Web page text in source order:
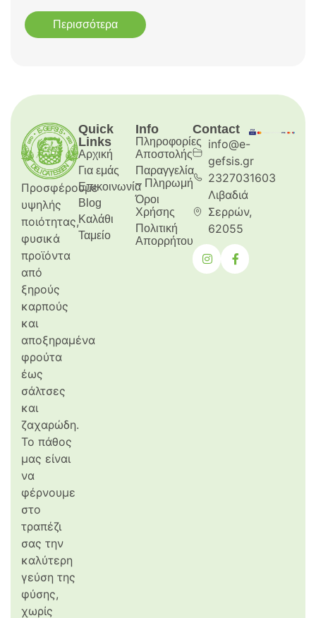
Περισσότερα
Προσφέρουμε
υψηλής
ποιότητας,
φυσικά
προϊόντα
από
ξηρούς
καρπούς
και
αποξηραμένα
φρούτα
έως
σάλτσες
και
ζαχαρώδη.
Το πάθος
μας είναι
να
φέρνουμε
στο
τραπέζι
σας την
καλύτερη
γεύση της
φύσης,
χωρίς
Quick
Links
Αρχική
Για εμάς
Επικοινωνία
Blog
Καλάθι
Ταμείο
Info
Πληροφορίες
Aποστολής
Παραγγελία
– Πληρωμή
Όροι
Χρήσης
Πολιτική
Απορρήτου
Contact
info@e-
gefsis.gr
2327031603
Λιβαδιά
Σερρών,
62055